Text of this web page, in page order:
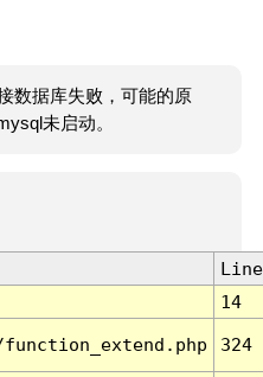
数据库失败，可能的原
未启动。
Line
14
324